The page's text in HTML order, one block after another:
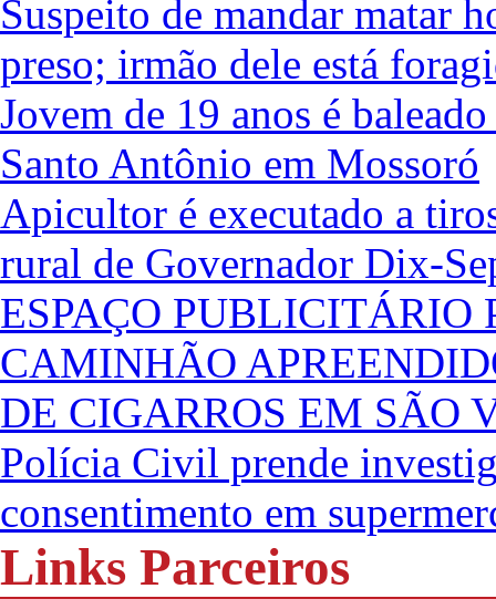
Suspeito de mandar matar
preso; irmão dele está
Jovem de 19 anos é
Santo Antônio em Mossoró
Apicultor é executado a
rural de Governador Dix-
ESPAÇO PUBLICITÁRIO
CAMINHÃO
DE CIGARROS EM SÃO
Polícia Civil prende
consentimento em
Links Parceiros